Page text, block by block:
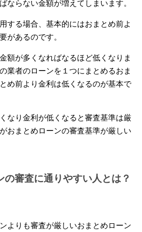
ならない金額が増えてしまいます。
する場合、基本的にはおまとめ前よ
があるのです。
額が多くなればなるほど低くなりま
業者のローンを１つにまとめるおま
め前より金利は低くなるのが基本で
なり金利が低くなると審査基準は厳
おまとめローンの審査基準が厳しい
の審査に通りやすい人とは？
よりも審査が厳しいおまとめローン